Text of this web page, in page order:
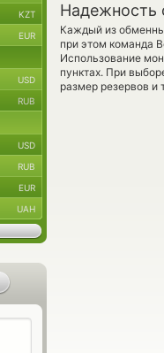
Надежность
Каждый из
при этом команда
Использование
пунктах. При
размер резервов и
KZT
EUR
USD
RUB
USD
RUB
EUR
UAH